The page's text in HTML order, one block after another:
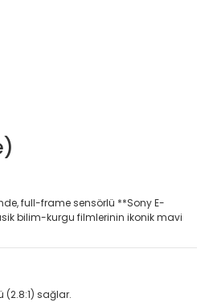
full-frame sensörlü **Sony E-
bilim-kurgu filmlerinin ikonik mavi
sağlar.